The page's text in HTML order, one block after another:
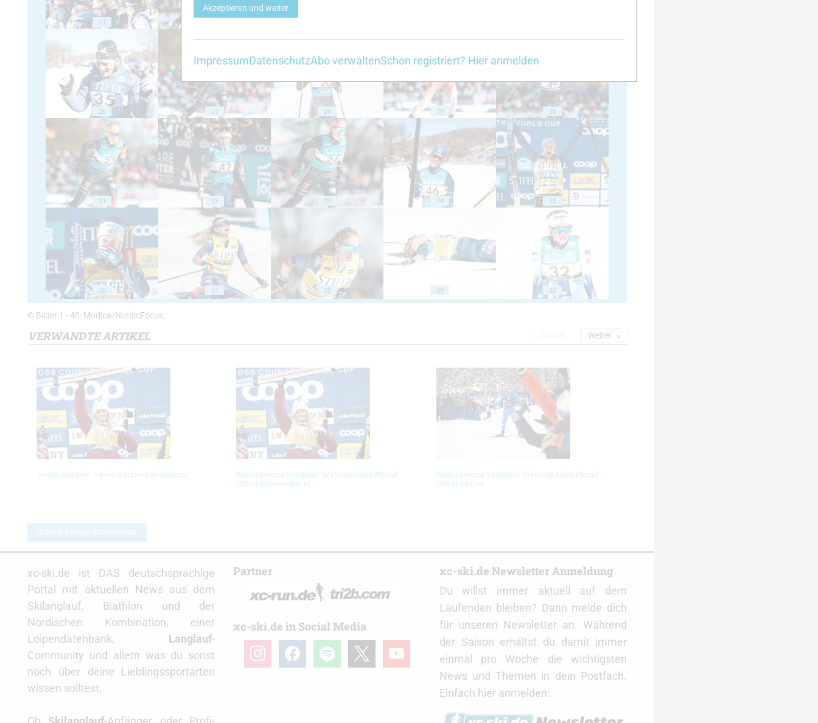
21
26 27 28 29 30
31 32 33 34 35
36 37 38 39 40
© Bilder 1 - 40: Modica/NordicFocus;
VERWANDTE ARTIKEL
Jessie Diggins – eine Karriere in Bildern
Bildergalerie Langlauf Weltcup Lake Placid
(USA) Massenstarts
Bildergalerie Langlauf Weltcup Lake Placid
(USA) Sprint
Weiter
Schreibe einen Kommentar
xc-ski.de ist DAS deutschsprachige
Portal mit aktuellen News aus dem
Skilanglauf, Biathlon und der
Nordischen Kombination, einer
Loipendatenbank, Langlauf-
Community und allem was du sonst
noch über deine Lieblingssportarten
wissen solltest.
Partner
xc-ski.de in Social Media
instagramfacebookspotify youtube
xc-ski.de Newsletter Anmeldung
Du willst immer aktuell auf dem
Laufenden bleiben? Dann melde dich
für unseren Newsletter an. Während
der Saison erhältst du damit immer
einmal pro Woche die wichtigsten
News und Themen in dein Postfach.
Einfach hier anmelden:
Akzeptieren und weiter
ImpressumDatenschutzAbo verwaltenSchon registriert? Hier anmelden